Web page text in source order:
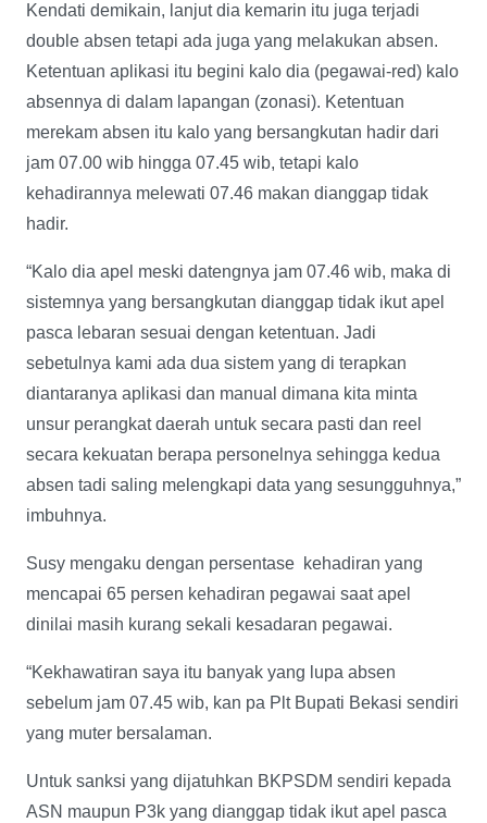
Kendati demikain, lanjut dia kemarin itu juga terjadi
double absen tetapi ada juga yang melakukan absen.
Ketentuan aplikasi itu begini kalo dia (pegawai-red) kalo
absennya di dalam lapangan (zonasi). Ketentuan
merekam absen itu kalo yang bersangkutan hadir dari
jam 07.00 wib hingga 07.45 wib, tetapi kalo
kehadirannya melewati 07.46 makan dianggap tidak
hadir.
“Kalo dia apel meski datengnya jam 07.46 wib, maka di
sistemnya yang bersangkutan dianggap tidak ikut apel
pasca lebaran sesuai dengan ketentuan. Jadi
sebetulnya kami ada dua sistem yang di terapkan
diantaranya aplikasi dan manual dimana kita minta
unsur perangkat daerah untuk secara pasti dan reel
secara kekuatan berapa personelnya sehingga kedua
absen tadi saling melengkapi data yang sesungguhnya,”
imbuhnya.
Susy mengaku dengan persentase kehadiran yang
mencapai 65 persen kehadiran pegawai saat apel
dinilai masih kurang sekali kesadaran pegawai.
“Kekhawatiran saya itu banyak yang lupa absen
sebelum jam 07.45 wib, kan pa Plt Bupati Bekasi sendiri
yang muter bersalaman.
Untuk sanksi yang dijatuhkan BKPSDM sendiri kepada
ASN maupun P3k yang dianggap tidak ikut apel pasca